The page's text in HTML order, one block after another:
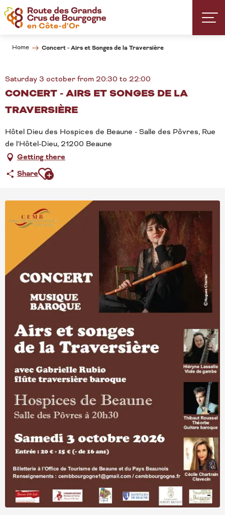
Aller
au
contenu
Home Concert - Airs et Songes de la Traversière
Saturday 3 october from 20:30 to 22:00
CONCERT - AIRS ET SONGES DE LA
TRAVERSIÈRE
Hôtel Dieu des Hospices de Beaune - Salle des Pôvres, Rue
de l'Hôtel-Dieu, 21200 Beaune
Getting there
ShareAjouter aux favoris